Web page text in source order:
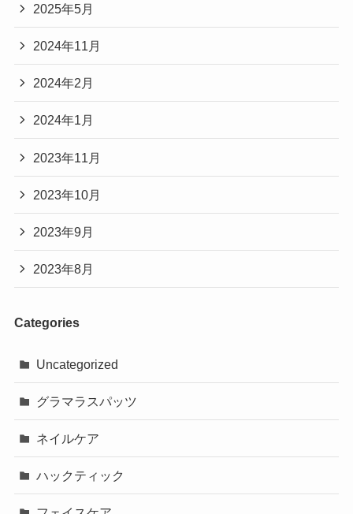
2025年5月
2024年11月
2024年2月
2024年1月
2023年11月
2023年10月
2023年9月
2023年8月
Categories
Uncategorized
グラマラスパッツ
ネイルケア
ハックティック